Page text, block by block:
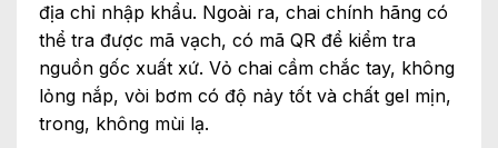
địa chỉ nhập khẩu. Ngoài ra, chai chính hãng có
thể tra được mã vạch, có mã QR để kiểm tra
nguồn gốc xuất xứ. Vỏ chai cầm chắc tay, không
lỏng nắp, vòi bơm có độ nảy tốt và chất gel mịn,
trong, không mùi lạ.